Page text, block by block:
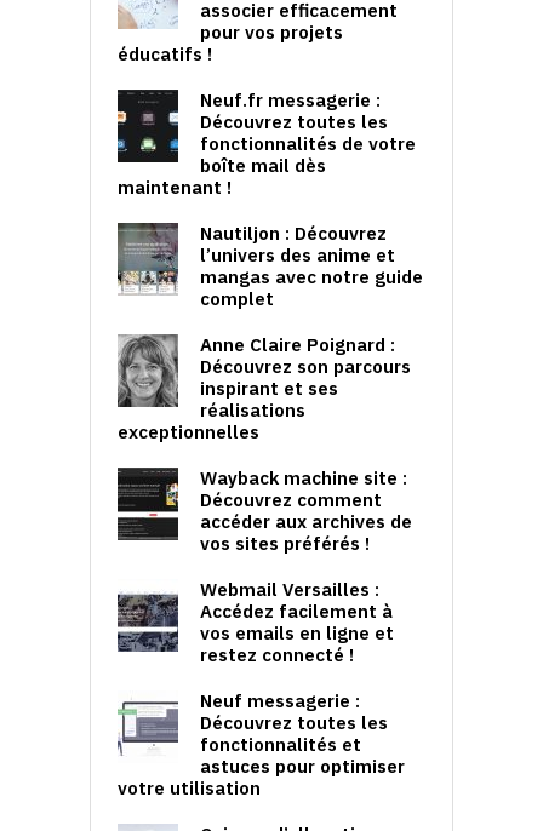
associer efficacement
pour vos projets
éducatifs !
Neuf.fr messagerie :
Découvrez toutes les
fonctionnalités de votre
boîte mail dès
maintenant !
Nautiljon : Découvrez
l’univers des anime et
mangas avec notre guide
complet
Anne Claire Poignard :
Découvrez son parcours
inspirant et ses
réalisations
exceptionnelles
Wayback machine site :
Découvrez comment
accéder aux archives de
vos sites préférés !
Webmail Versailles :
Accédez facilement à
vos emails en ligne et
restez connecté !
Neuf messagerie :
Découvrez toutes les
fonctionnalités et
astuces pour optimiser
votre utilisation